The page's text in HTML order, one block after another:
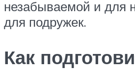
незабываемой и для
для подружек.
Как